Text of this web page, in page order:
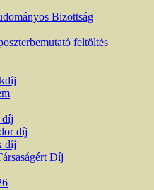
Bizottság
feltöltés
díj
díj
díj
Díj